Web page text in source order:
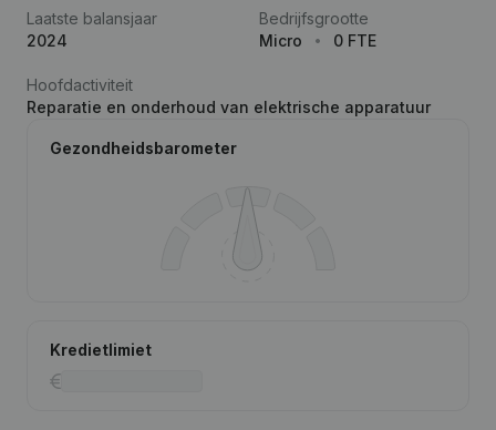
Laatste balansjaar
2024
Bedrijfsgrootte
Micro
0 FTE
Hoofdactiviteit
Reparatie en onderhoud van elektrische apparatuur
Gezondheidsbarometer
Kredietlimiet